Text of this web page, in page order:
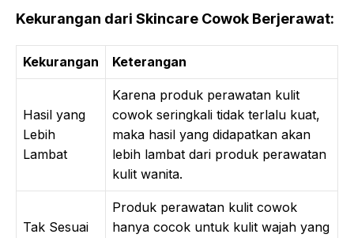
Kekurangan dari Skincare Cowok Berjerawat:
Kekurangan Keterangan
Hasil yang
Lebih
Lambat
Karena produk perawatan kulit
cowok seringkali tidak terlalu kuat,
maka hasil yang didapatkan akan
lebih lambat dari produk perawatan
kulit wanita.
Tak Sesuai
Produk perawatan kulit cowok
hanya cocok untuk kulit wajah yang